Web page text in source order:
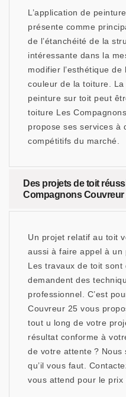
L’application de
présente comme
de l’étanchéité de la
intéressante dans la
modifier l’esthétique de
couleur de la toiture.
peinture sur toit peut
toiture Les
propose ses services à
compétitifs du marché.
Des projets de toit
Compagnons Couvreur
Un projet relatif au toit
aussi à faire appel à un
Les travaux de toit
demandent des
professionnel. C’est
Couvreur 25 vous
tout u long de votre
résultat conforme à
de votre attente ? Nous
qu’il vous faut.
vous attend pour le